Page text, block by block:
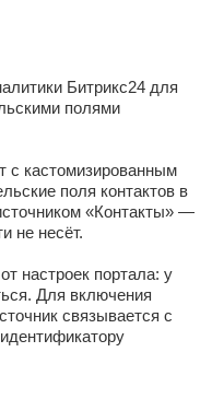
Битрикс24 для
полями
с кастомизированным
поля контактов в
«Контакты» —
не несёт.
настроек портала: у
Для включения
связывается с